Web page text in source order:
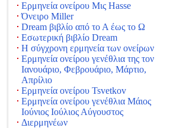
Ερμηνεία ονείρου Μις Hasse
Όνειρο Miller
Dream βιβλίο από το Α έως το Ω
Εσωτερική βιβλίο Dream
Η σύγχρονη ερμηνεία των ονείρων
Ερμηνεία ονείρου γενέθλια της τον
Ιανουάριο, Φεβρουάριο, Μάρτιο,
Απρίλιο
Ερμηνεία ονείρου Tsvetkov
Ερμηνεία ονείρου γενέθλια Μάιος
Ιούνιος Ιούλιος Αύγουστος
Διερμηνέων